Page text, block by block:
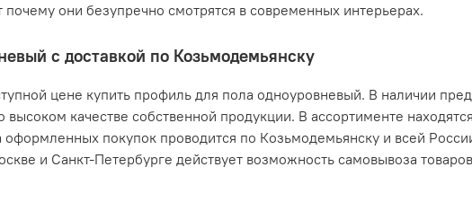
они безупречно смотрятся в современных интерьерах.
с доставкой по Козьмодемьянску
цене купить профиль для пола одноуровневый. В наличии
качестве собственной продукции. В ассортименте
покупок проводится по Козьмодемьянску и всей
и Санкт-Петербурге действует возможность самовывоза